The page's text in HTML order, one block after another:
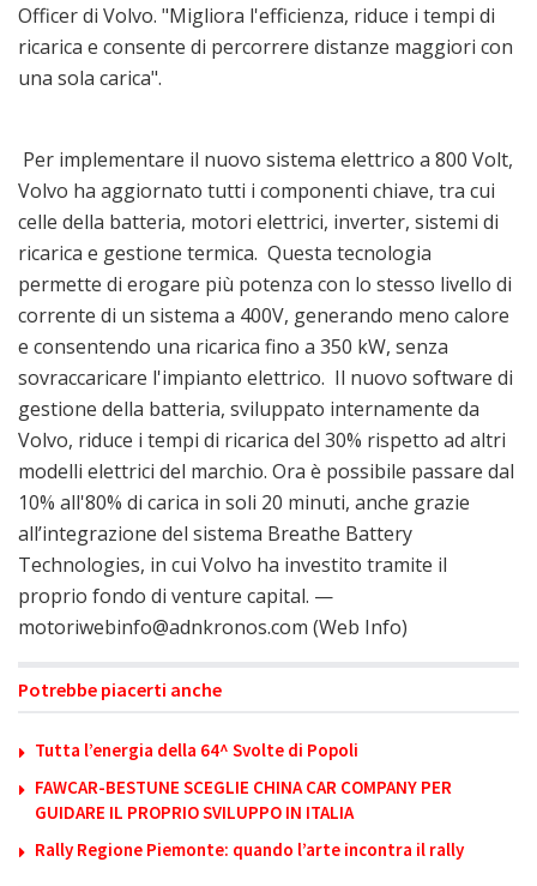
Officer di Volvo. "Migliora l'efficienza, riduce i tempi di
ricarica e consente di percorrere distanze maggiori con
una sola carica".
Per implementare il nuovo sistema elettrico a 800 Volt,
Volvo ha aggiornato tutti i componenti chiave, tra cui
celle della batteria, motori elettrici, inverter, sistemi di
ricarica e gestione termica. Questa tecnologia
permette di erogare più potenza con lo stesso livello di
corrente di un sistema a 400V, generando meno calore
e consentendo una ricarica fino a 350 kW, senza
sovraccaricare l'impianto elettrico. Il nuovo software di
gestione della batteria, sviluppato internamente da
Volvo, riduce i tempi di ricarica del 30% rispetto ad altri
modelli elettrici del marchio. Ora è possibile passare dal
10% all'80% di carica in soli 20 minuti, anche grazie
all’integrazione del sistema Breathe Battery
Technologies, in cui Volvo ha investito tramite il
proprio fondo di venture capital. —
motoriwebinfo@adnkronos.com (Web Info)
Potrebbe piacerti anche
Tutta l’energia della 64^ Svolte di Popoli
FAWCAR-BESTUNE SCEGLIE CHINA CAR COMPANY PER
GUIDARE IL PROPRIO SVILUPPO IN ITALIA
Rally Regione Piemonte: quando l’arte incontra il rally